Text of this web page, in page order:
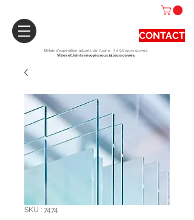
CONTACT
Délais d'expédition actuels de l'usine : 3 à 90 jours ouvrés.
Vitres et Joints envoyés sous 15 jours ouvrés.
SKU : 7474